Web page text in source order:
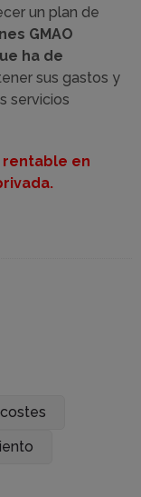
un plan de
GMAO
ha de
sus gastos y
servicios
rentable en
costes